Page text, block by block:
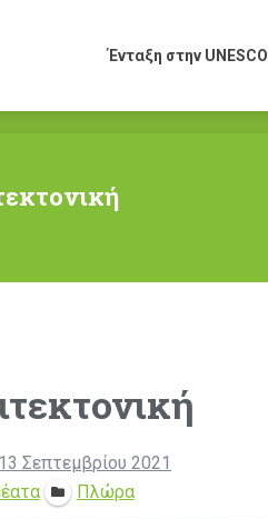
Ένταξη στην UNESCO
13 Σεπτεμβρίου 2021
Πλώρα